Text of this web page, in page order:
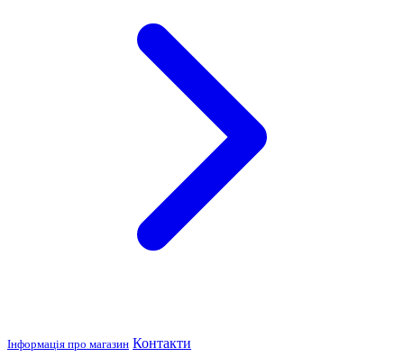
Інформація про магазин Контакти